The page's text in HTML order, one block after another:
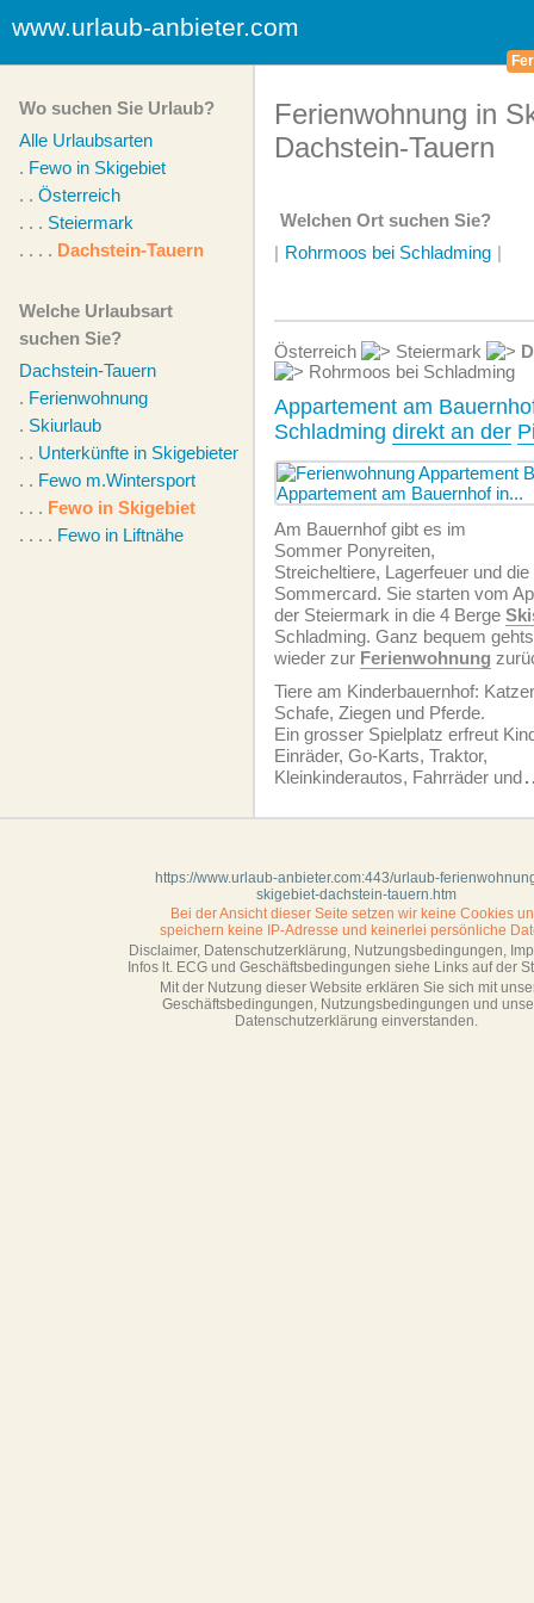
www.urlaub-anbieter.com
Wo suchen Sie Urlaub?
Alle Urlaubsarten
. Fewo in Skigebiet
. . Österreich
. . . Steiermark
. . . . Dachstein-Tauern
Welche Urlaubsart
suchen Sie?
Dachstein-Tauern
. Ferienwohnung
. Skiurlaub
. . Unterkünfte in Skigebieten
. . Fewo m.Wintersport
. . . Fewo in Skigebiet
. . . . Fewo in Liftnähe
Ferienwohnung in
Dachstein-Tauern
Welchen Ort suchen Sie?
| Rohrmoos bei Schladming |
Österreich Steiermark
Rohrmoos bei Schladming
Appartement am
Schladming direkt an der
Am Bauernhof gibt es im
Sommer Ponyreiten,
Streicheltiere, Lagerfeuer und die
Sommercard. Sie starten vom
der Steiermark in die 4 Berge
Schladming. Ganz bequem
wieder zur Ferien­wohnung
Tiere am Kinderbauernhof:
Schafe, Ziegen und Pferde.
Ein grosser Spielplatz erfreut
Einräder, Go-Karts, Traktor,
Kleinkinderautos, Fahrräder und
https://www.urlaub-anbieter.com:443/urlaub-
skigebiet-dachstein-tauern.htm
Bei der Ansicht dieser Seite setzen wir keine Cookies
speichern keine IP-Adresse und keinerlei persönliche
Disclaimer, Datenschutzerklärung, Nutzungsbedingungen,
Infos lt. ECG und Geschäftsbedingungen siehe Links auf der
Mit der Nutzung dieser Website erklären Sie sich mit
Geschäftsbedin­gungen, Nutzungsbedingungen und
Datenschutzerklärung einverstanden.